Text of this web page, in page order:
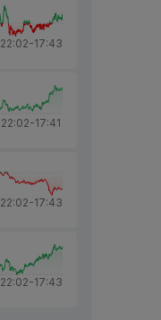
22:02-17:43
22:02-17:41
22:02-17:43
22:02-17:43